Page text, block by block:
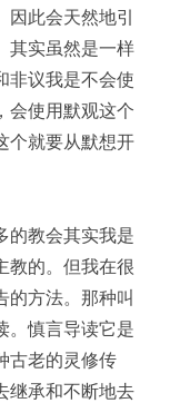
因此会天然地引
其实虽然是一样
非议我是不会使
会使用默观这个
个就要从默想开
的教会其实我是
教的。但我在很
的方法。那种叫
。慎言导读它是
古老的灵修传
继承和不断地去